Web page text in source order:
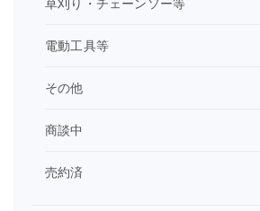
電動工具等
その他
商談中
売約済